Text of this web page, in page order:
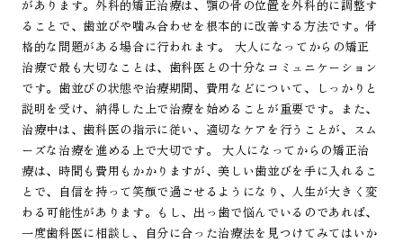
があります。外科的矯正治療は、顎の骨の位置を外科的に調整す
ることで、歯並びや噛み合わせを根本的に改善する方法です。骨
格的な問題がある場合に行われます。 大人になってからの矯正
治療で最も大切なことは、歯科医との十分なコミュニケーション
です。歯並びの状態や治療期間、費用などについて、しっかりと
説明を受け、納得した上で治療を始めることが重要です。また、
治療中は、歯科医の指示に従い、適切なケアを行うことが、スム
ーズな治療を進める上で大切です。 大人になってからの矯正治
療は、時間も費用もかかりますが、美しい歯並びを手に入れるこ
とで、自信を持って笑顔で過ごせるようになり、人生が大きく変
わる可能性があります。もし、出っ歯で悩んでいるのであれば、
一度歯科医に相談し、自分に合った治療法を見つけてみてはいか